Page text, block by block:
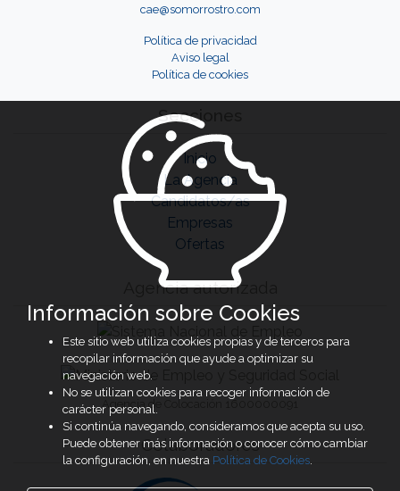
cae@somorrostro.com
Política de privacidad
Aviso legal
Política de cookies
Secciones
Inicio
La Agencia
Candidatos/as
Empresas
Ofertas
Agencia autorizada
Agencia de Colocación 1600000091
Colaboradores
Información sobre Cookies
Este sitio web utiliza cookies propias y de terceros para
recopilar información que ayude a optimizar su
navegación web.
No se utilizan cookies para recoger información de
carácter personal.
Si continúa navegando, consideramos que acepta su uso.
Puede obtener más información o conocer cómo cambiar
la configuración, en nuestra Política de Cookies.